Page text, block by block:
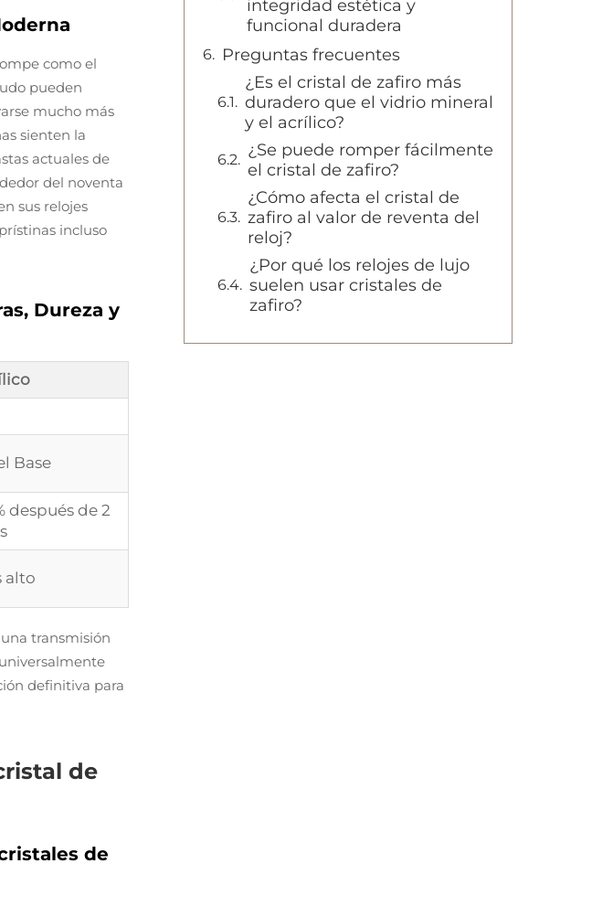
como el
pueden
mucho más
sienten la
actuales de
del noventa
sus relojes
incluso
Dureza y
Base
después de 2
alto
transmisión
definitiva para
de
de
integridad estética y
funcional duradera
Preguntas frecuentes
¿Es el cristal de zafiro más
duradero que el vidrio mineral
y el acrílico?
¿Se puede romper fácilmente
el cristal de zafiro?
¿Cómo afecta el cristal de
zafiro al valor de reventa del
reloj?
¿Por qué los relojes de lujo
suelen usar cristales de
zafiro?